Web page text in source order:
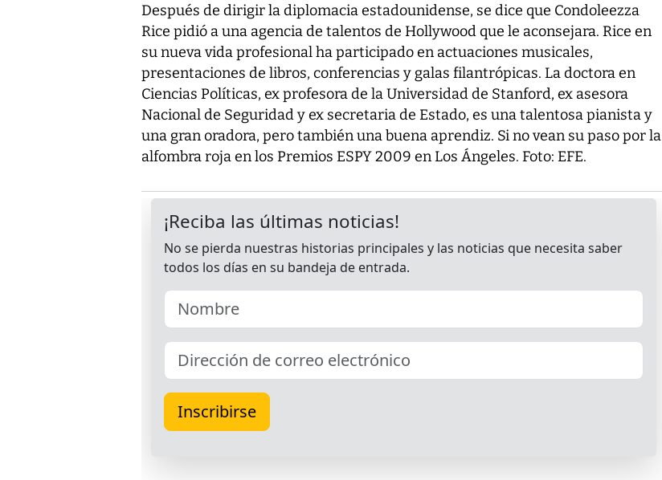
Después de dirigir la diplomacia estadounidense, se dice que Condoleezza
Rice pidió a una agencia de talentos de Hollywood que le aconsejara. Rice en
su nueva vida profesional ha participado en actuaciones musicales,
presentaciones de libros, conferencias y galas filantrópicas. La doctora en
Ciencias Políticas, ex profesora de la Universidad de Stanford, ex asesora
Nacional de Seguridad y ex secretaria de Estado, es una talentosa pianista y
una gran oradora, pero también una buena aprendiz. Si no vean su paso por la
alfombra roja en los Premios ESPY 2009 en Los Ángeles. Foto: EFE.